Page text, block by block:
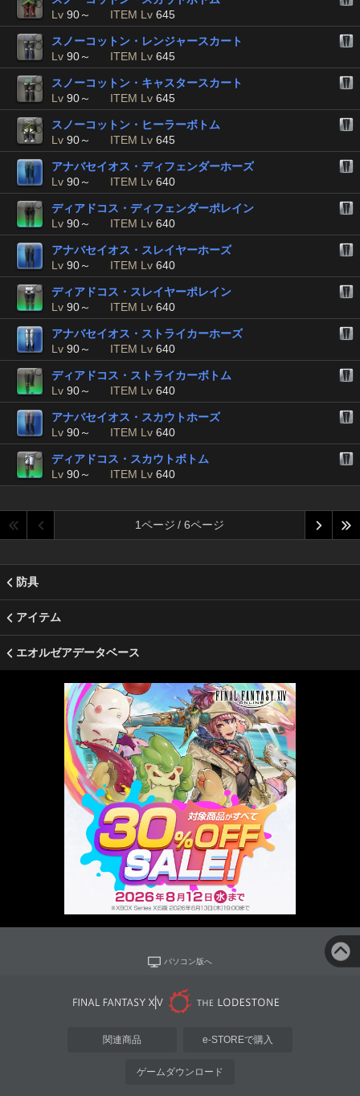
Lv 90～ ITEM Lv 645
スノーコットン・レンジャースカート
Lv 90～ ITEM Lv 645
スノーコットン・キャスタースカート
Lv 90～ ITEM Lv 645
スノーコットン・ヒーラーボトム
Lv 90～ ITEM Lv 645
アナバセイオス・ディフェンダーホーズ
Lv 90～ ITEM Lv 640
ディアドコス・ディフェンダーポレイン
Lv 90～ ITEM Lv 640
アナバセイオス・スレイヤーホーズ
Lv 90～ ITEM Lv 640
ディアドコス・スレイヤーポレイン
Lv 90～ ITEM Lv 640
アナバセイオス・ストライカーホーズ
Lv 90～ ITEM Lv 640
ディアドコス・ストライカーボトム
Lv 90～ ITEM Lv 640
アナバセイオス・スカウトホーズ
Lv 90～ ITEM Lv 640
ディアドコス・スカウトボトム
Lv 90～ ITEM Lv 640
1ページ / 6ページ
防具
アイテム
エオルゼアデータベース
パソコン版へ
関連商品 e-STOREで購入
ゲームダウンロード